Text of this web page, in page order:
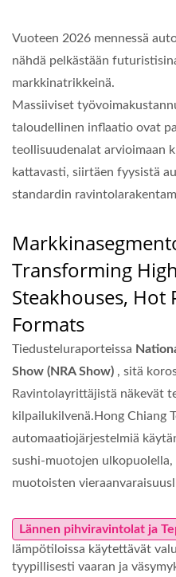
Vuoteen 2026 mennessä
nähdä pelkästään
markkinatrikkeinä.
Massiiviset
taloudellinen inflaatio ovat
teollisuudenalat arvioimaan
kattavasti, siirtäen fyysistä
standardin
Transforming
Steakhouses, Hot
Formats
Tiedusteluraporteissa
Show (NRA Show) , sitä
Ravintolayrittäjistä näkevät
kilpailukilvenä.Hong Chiang
automaatiojärjestelmiä
sushi-muotojen
muotoisten
Lännen pihviravintolat ja
lämpötiloissa käytettävät
tyypillisesti vaaran ja